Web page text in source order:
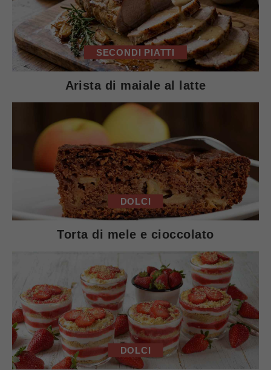
SECONDI PIATTI
Arista di maiale al latte
DOLCI
Torta di mele e cioccolato
DOLCI